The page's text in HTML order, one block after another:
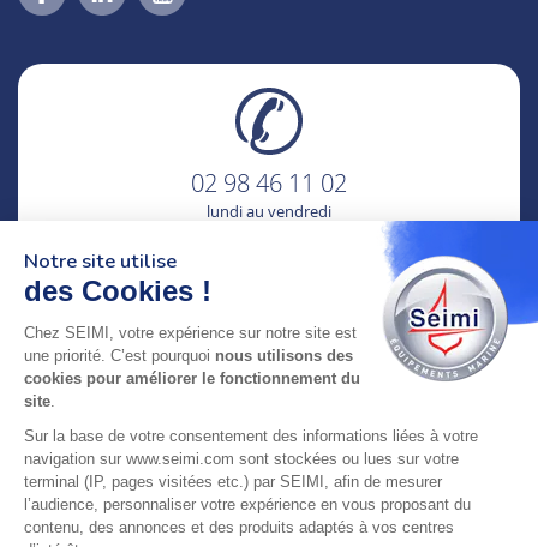
02 98 46 11 02
lundi au vendredi
adresse : 75 Rue Amiral Troude,
SEIMI, UNE ENTREPRISE CERTIFIÉE, ENGAGÉE ET
LABELLISÉE
Notre site utilise
des Cookies !
Chez SEIMI, votre expérience sur notre site est
une priorité. C’est pourquoi nous utilisons des
cookies pour améliorer le fonctionnement du
site.
Sur la base de votre consentement des informations liées à votre
navigation sur www.seimi.com sont stockées ou lues sur votre
terminal (IP, pages visitées etc.) par SEIMI, afin de mesurer
l’audience, personnaliser votre expérience en vous proposant du
contenu, des annonces et des produits adaptés à vos centres